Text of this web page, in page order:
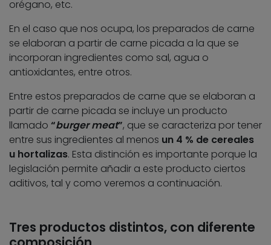
orégano, etc.
En el caso que nos ocupa, los preparados de carne
se elaboran a partir de carne picada a la que se
incorporan ingredientes como sal, agua o
antioxidantes, entre otros.
Entre estos preparados de carne que se elaboran a
partir de carne picada se incluye un producto
llamado “burger meat”, que se caracteriza por tener
entre sus ingredientes al menos un 4 % de cereales
u hortalizas. Esta distinción es importante porque la
legislación permite añadir a este producto ciertos
aditivos, tal y como veremos a continuación.
Tres productos distintos, con diferente